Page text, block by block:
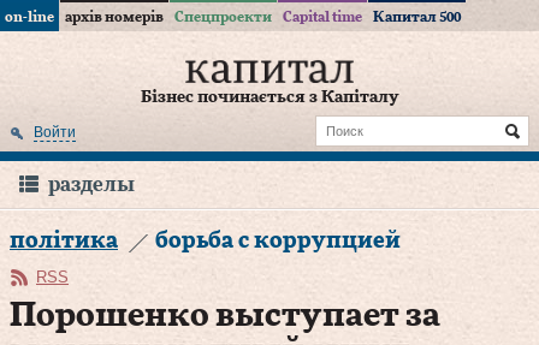
on-line архів номерів Спецпроекти Capital time Капитал 500
Бізнес починається з Капіталу
Войти
разделы
політика борьба с коррупцией
RSS
Порошенко выступает за